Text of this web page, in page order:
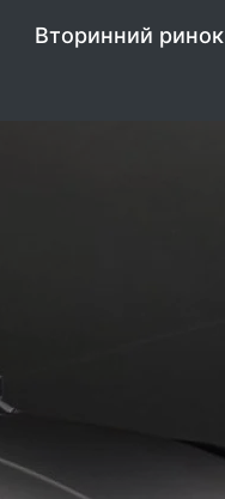
Вторинний ринок